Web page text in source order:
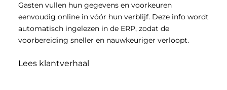
Gasten vullen hun gegevens en voorkeuren
eenvoudig online in vóór hun verblijf. Deze info wordt
automatisch ingelezen in de ERP, zodat de
voorbereiding sneller en nauwkeuriger verloopt.
Lees klantverhaal